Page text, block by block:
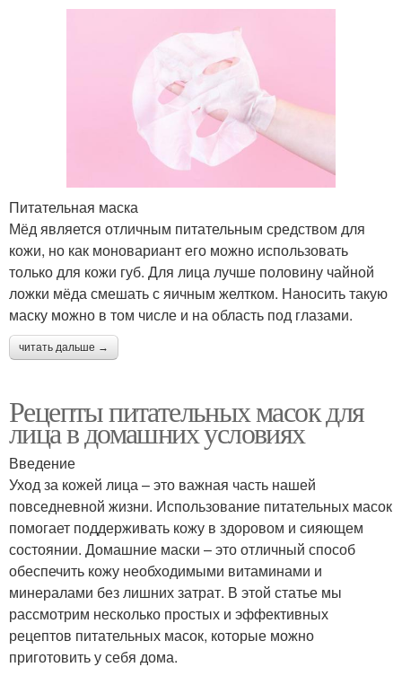
Питательная маска
Мёд является отличным питательным средством для
кожи, но как моновариант его можно использовать
только для кожи губ. Для лица лучше половину чайной
ложки мёда смешать с яичным желтком. Наносить такую
маску можно в том числе и на область под глазами.
читать дальше →
Рецепты питательных масок для
лица в домашних условиях
Введение
Уход за кожей лица – это важная часть нашей
повседневной жизни. Использование питательных масок
помогает поддерживать кожу в здоровом и сияющем
состоянии. Домашние маски – это отличный способ
обеспечить кожу необходимыми витаминами и
минералами без лишних затрат. В этой статье мы
рассмотрим несколько простых и эффективных
рецептов питательных масок, которые можно
приготовить у себя дома.